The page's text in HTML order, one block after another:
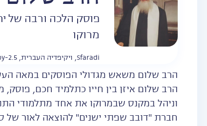
פוסק הלכה ורבה של
מרוקו
Sfaradi, ויקיפדיה העברית, cc-by-2.5
הרב שלום משאש מגדולי הפוסקים במאה
הרב שלום איזן בין חייו כתלמיד חכם, פוסק,
וניהל במקנס שבמרוקו את אחד מתלמודי
חברת "דובב שפתי ישנים" להוצאה לאור של